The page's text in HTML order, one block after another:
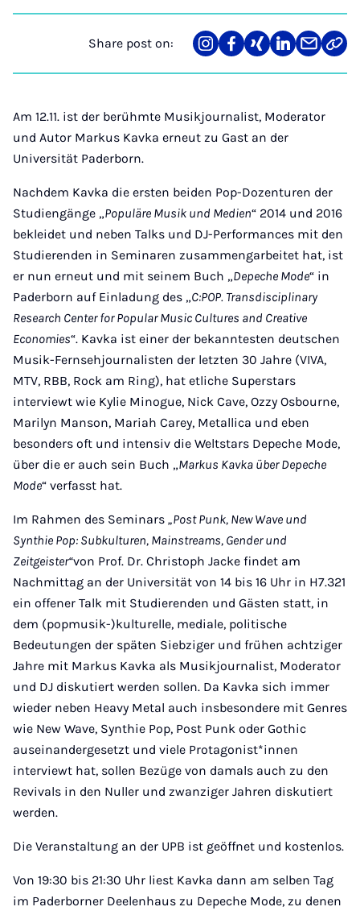
Share post on:
Share
on
Teilen
auf
Teilen
auf
Teilen
auf
Teilen
über
Mail
Link
Am 12.11. ist der berühmte Musikjournalist, Moderator
und Autor Markus Kavka erneut zu Gast an der
Universität Paderborn.
Nachdem Kavka die ersten beiden Pop-Dozenturen der
Studiengänge „Populäre Musik und Medien“ 2014 und 2016
bekleidet und neben Talks und DJ-Performances mit den
Studierenden in Seminaren zusammengarbeitet hat, ist
er nun erneut und mit seinem Buch „Depeche Mode“ in
Paderborn auf Einladung des „C:POP. Transdisciplinary
Research Center for Popular Music Cultures and Creative
Economies“. Kavka ist einer der bekanntesten deutschen
Musik-Fernsehjournalisten der letzten 30 Jahre (VIVA,
MTV, RBB, Rock am Ring), hat etliche Superstars
interviewt wie Kylie Minogue, Nick Cave, Ozzy Osbourne,
Marilyn Manson, Mariah Carey, Metallica und eben
besonders oft und intensiv die Weltstars Depeche Mode,
über die er auch sein Buch „Markus Kavka über Depeche
Mode“ verfasst hat.
Im Rahmen des Seminars „Post Punk, New Wave und
Synthie Pop: Subkulturen, Mainstreams, Gender und
Zeitgeister“von Prof. Dr. Christoph Jacke findet am
Nachmittag an der Universität von 14 bis 16 Uhr in H7.321
ein offener Talk mit Studierenden und Gästen statt, in
dem (popmusik-)kulturelle, mediale, politische
Bedeutungen der späten Siebziger und frühen achtziger
Jahre mit Markus Kavka als Musikjournalist, Moderator
und DJ diskutiert werden sollen. Da Kavka sich immer
wieder neben Heavy Metal auch insbesondere mit Genres
wie New Wave, Synthie Pop, Post Punk oder Gothic
auseinandergesetzt und viele Protagonist*innen
interviewt hat, sollen Bezüge von damals auch zu den
Revivals in den Nuller und zwanziger Jahren diskutiert
werden.
Die Veranstaltung an der UPB ist geöffnet und kostenlos.
Von 19:30 bis 21:30 Uhr liest Kavka dann am selben Tag
im Paderborner Deelenhaus zu Depeche Mode, zu denen